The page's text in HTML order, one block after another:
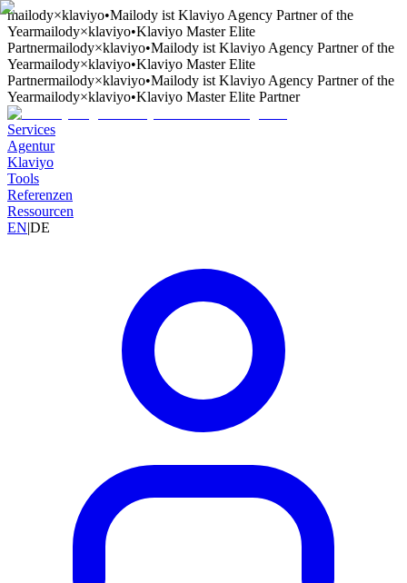
mailody×klaviyo•Mailody ist Klaviyo Agency Partner of the
Yearmailody×klaviyo•Klaviyo Master Elite
Partnermailody×klaviyo•Mailody ist Klaviyo Agency Partner of the
Yearmailody×klaviyo•Klaviyo Master Elite
Partnermailody×klaviyo•Mailody ist Klaviyo Agency Partner of the
Yearmailody×klaviyo•Klaviyo Master Elite Partner
Services
Agentur
Klaviyo
Tools
Referenzen
Ressourcen
EN|DE